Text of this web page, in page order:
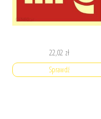
22,02 zł
Sprawdź